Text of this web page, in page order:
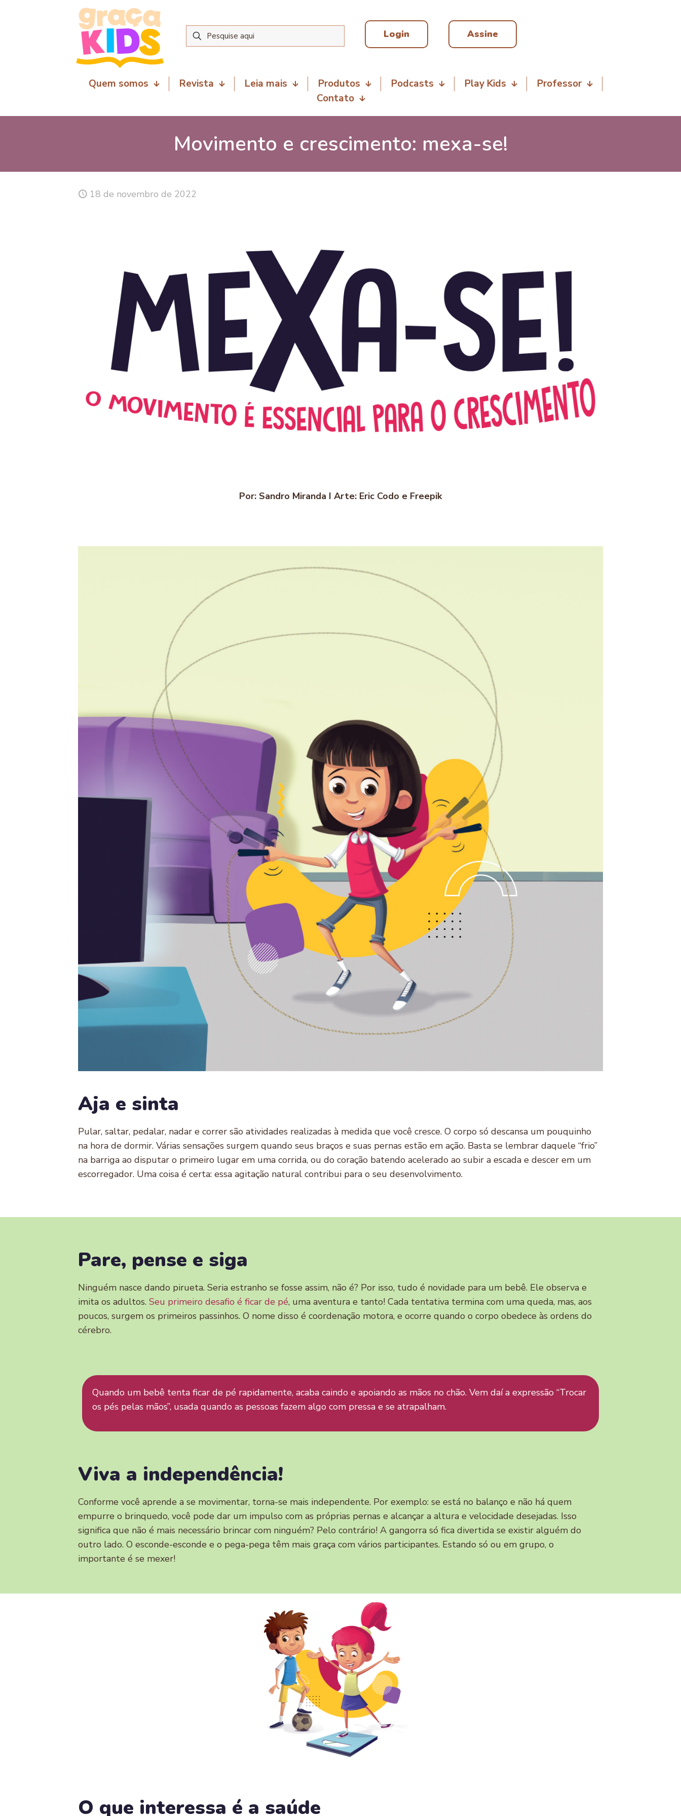
Login Assine
Quem somos Revista Leia mais Produtos Podcasts Play Kids
Professor
Contato
Movimento e crescimento: mexa-se!
18 de novembro de 2022
Por: Sandro Miranda I Arte: Eric Codo e Freepik
Aja e sinta
Pular, saltar, pedalar, nadar e correr são atividades realizadas à medida que você cresce. O corpo só descansa um pouquinho
na hora de dormir. Várias sensações surgem quando seus braços e suas pernas estão em ação. Basta se lembrar daquele “frio”
na barriga ao disputar o primeiro lugar em uma corrida, ou do coração batendo acelerado ao subir a escada e descer em um
escorregador. Uma coisa é certa: essa agitação natural contribui para o seu desenvolvimento.
Pare, pense e siga
Ninguém nasce dando pirueta. Seria estranho se fosse assim, não é? Por isso, tudo é novidade para um bebê. Ele observa e
imita os adultos. Seu primeiro desafio é ficar de pé, uma aventura e tanto! Cada tentativa termina com uma queda, mas, aos
poucos, surgem os primeiros passinhos. O nome disso é coordenação motora, e ocorre quando o corpo obedece às ordens do
cérebro.
Quando um bebê tenta ficar de pé rapidamente, acaba caindo e apoiando as mãos no chão. Vem daí a expressão “Trocar
os pés pelas mãos”, usada quando as pessoas fazem algo com pressa e se atrapalham.
Viva a independência!
Conforme você aprende a se movimentar, torna-se mais independente. Por exemplo: se está no balanço e não há quem
empurre o brinquedo, você pode dar um impulso com as próprias pernas e alcançar a altura e velocidade desejadas. Isso
significa que não é mais necessário brincar com ninguém? Pelo contrário! A gangorra só fica divertida se existir alguém do
outro lado. O esconde-esconde e o pega-pega têm mais graça com vários participantes. Estando só ou em grupo, o
importante é se mexer!
O que interessa é a saúde